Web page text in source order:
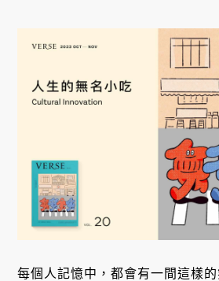
每個人記憶中，都會有一間這樣的